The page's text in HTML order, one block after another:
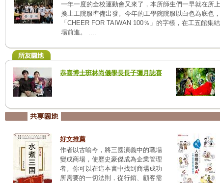
一年一度的全校運動會又來了，本所師生們一早就在所
換上工院服準備出發。今年的工學院院服以白色為底色
「CHEER FOR TAIWAN 100％」的字樣，在工五館集
場前進。 ....
恭喜博士班林尚儀學長長子彌月誌喜
好文推薦
作者以古喻今，將三國演義中的戰場
變成商場，使歷史豪傑成為企業管理
者。你可以在這本書中找到商場成功
所需要的一切法則，從行銷、顧客需